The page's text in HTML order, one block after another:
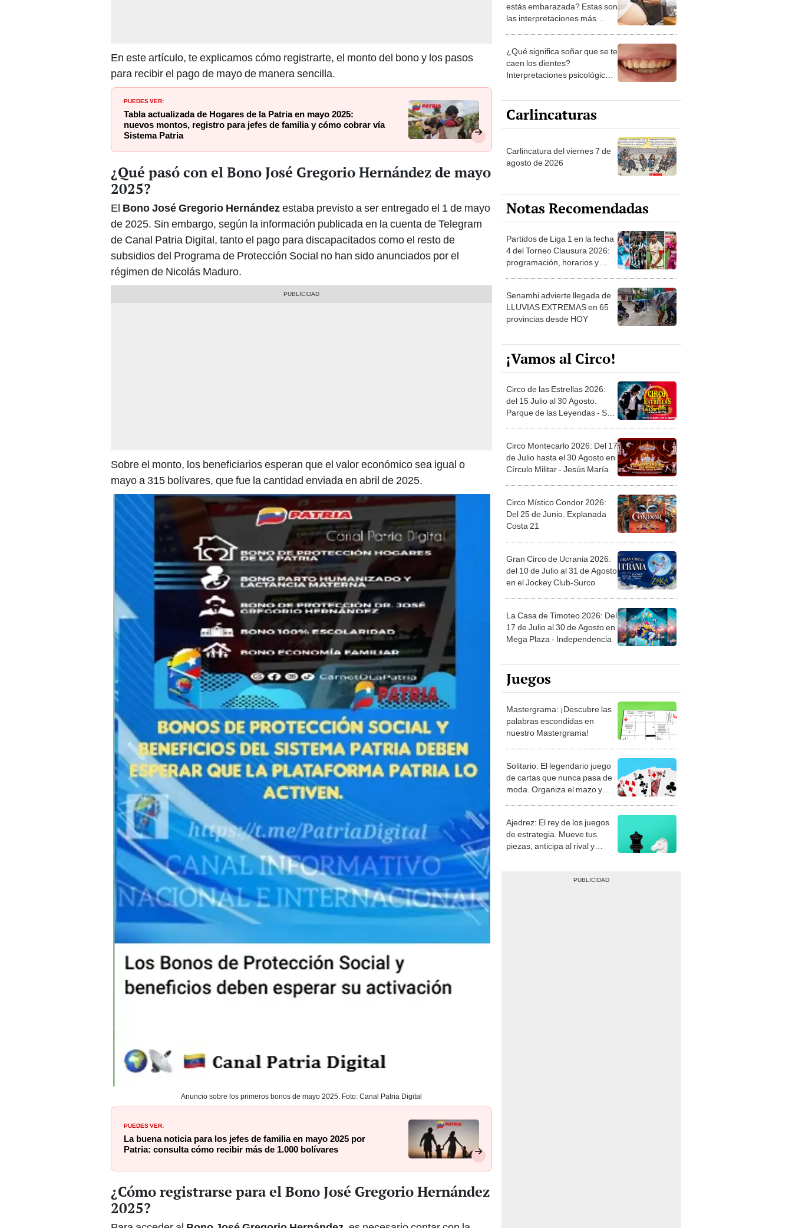
En este artículo, te explicamos cómo registrarte, el monto del bono y los pasos
para recibir el pago de mayo de manera sencilla.
PUEDES VER:
Tabla actualizada de Hogares de la Patria en mayo 2025:
nuevos montos, registro para jefes de familia y cómo cobrar vía
Sistema Patria
¿Qué pasó con el Bono José Gregorio Hernández de mayo
2025?
El Bono José Gregorio Hernándezestaba previsto a ser entregado el 1 de mayo
de 2025. Sin embargo, según la información publicada en la cuenta de Telegram
de Canal Patria Digital, tanto el pago para discapacitados como el resto de
subsidios del Programa de Protección Social no han sido anunciados por el
régimen de Nicolás Maduro.
Sobre el monto, los beneficiarios esperan que el valor económico sea igual o
mayo a 315 bolívares, que fue la cantidad enviada en abril de 2025.
Anuncio sobre los primeros bonos de mayo 2025. Foto: Canal Patria Digital
PUEDES VER:
La buena noticia para los jefes de familia en mayo 2025 por
Patria: consulta cómo recibir más de 1.000 bolívares
¿Cómo registrarse para el Bono José Gregorio Hernández
2025?
estás embarazada? Estas son
las interpretaciones más
¿Qué significa soñar que se te
caen los dientes?
Interpretaciones psicológicas
Carlincaturas
Carlincatura del viernes 7 de
agosto de 2026
Notas Recomendadas
Partidos de Liga 1 en la fecha
4 del Torneo Clausura 2026:
programación, horarios y
Senamhi advierte llegada de
LLUVIAS EXTREMAS en 65
provincias desde HOY
¡Vamos al Circo!
Circo de las Estrellas 2026:
del 15 Julio al 30 Agosto.
Parque de las Leyendas - San
Circo Montecarlo 2026: Del 17
de Julio hasta el 30 Agosto en
Círculo Militar - Jesús María
Circo Místico Condor 2026:
Del 25 de Junio. Explanada
Costa 21
Gran Circo de Ucrania 2026:
del 10 de Julio al 31 de Agosto
en el Jockey Club-Surco
La Casa de Timoteo 2026: Del
17 de Julio al 30 de Agosto en
Mega Plaza - Independencia
Juegos
Mastergrama: ¡Descubre las
palabras escondidas en
nuestro Mastergrama!
Solitario: El legendario juego
de cartas que nunca pasa de
moda. Organiza el mazo y
Ajedrez: El rey de los juegos
de estrategia. Mueve tus
piezas, anticipa al rival y